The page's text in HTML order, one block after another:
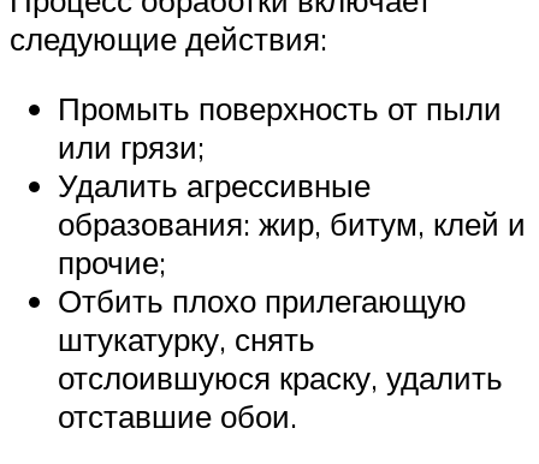
следующие действия:
Промыть поверхность от пыли
или грязи;
Удалить агрессивные
образования: жир, битум, клей и
прочие;
Отбить плохо прилегающую
штукатурку, снять
отслоившуюся краску, удалить
отставшие обои.